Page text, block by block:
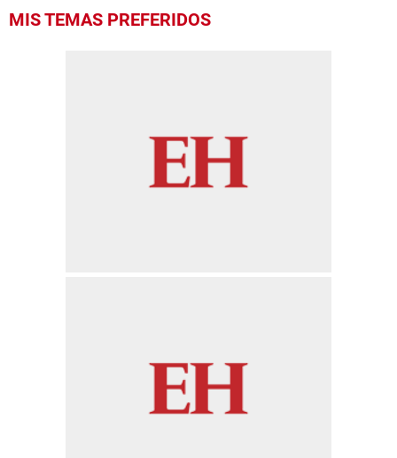
MIS TEMAS PREFERIDOS